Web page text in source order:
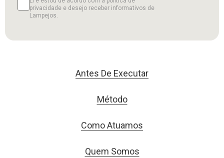
privacidade e desejo receber informativos de
Lampejos.
Antes De Executar
Método
Como Atuamos
Quem Somos